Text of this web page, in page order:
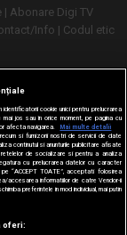
Abonare Digi TV
Info
Codul etic
cookie unici pentru prelucrarea
jos sau în orice moment, pe pagina cu
afecta navigarea.
Mai multe detalii
si furnizorii nostri de servicii de date
continutul si anunturile publicitare afisate
de socializare si pentru a analiza
cu prelucrarea datelor cu caracter
“ACCEPT TOATE”, acceptati folosirea
accesarea informatiilor de catre Vendor-ii
preferintele in mod individual, mai putin
oferi: